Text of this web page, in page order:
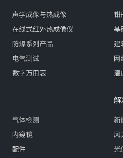
声学成像与热成像
在线式红外热成像仪
防爆系列产品
电气测试
数字万用表
钳
基
建
网
温
气体检测
内窥镜
配件
解
新
风
光